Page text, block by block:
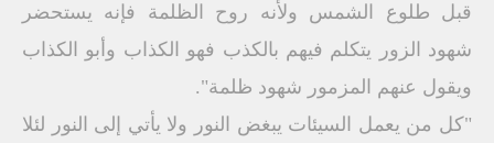
قبل طلوع الشمس ولأنه روح الظلمة فإنه يستحضر
شهود الزور يتكلم فيهم بالكذب فهو الكذاب وأبو الكذاب
ويقول عنهم المزمور شهود ظلمة".
"كل من يعمل السيئات يبغض النور ولا يأتي إلى النور لئلا